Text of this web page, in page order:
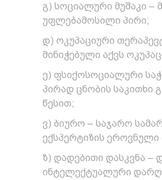
გ) სოციალური მუშაკი –
უფლებამოსილი პირი;
დ) ოკუპაციური
მინიჭებული აქვს
ე) ფსიქოსოციალური
პირად ცნობის
წესით;
ვ) ბიურო – საჯარო
ექსპერტიზის ეროვნული
ზ) დადებითი დასკვნა –
ინტელექტუალური